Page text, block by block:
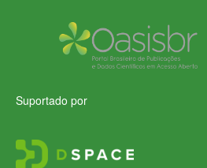
Suportado por